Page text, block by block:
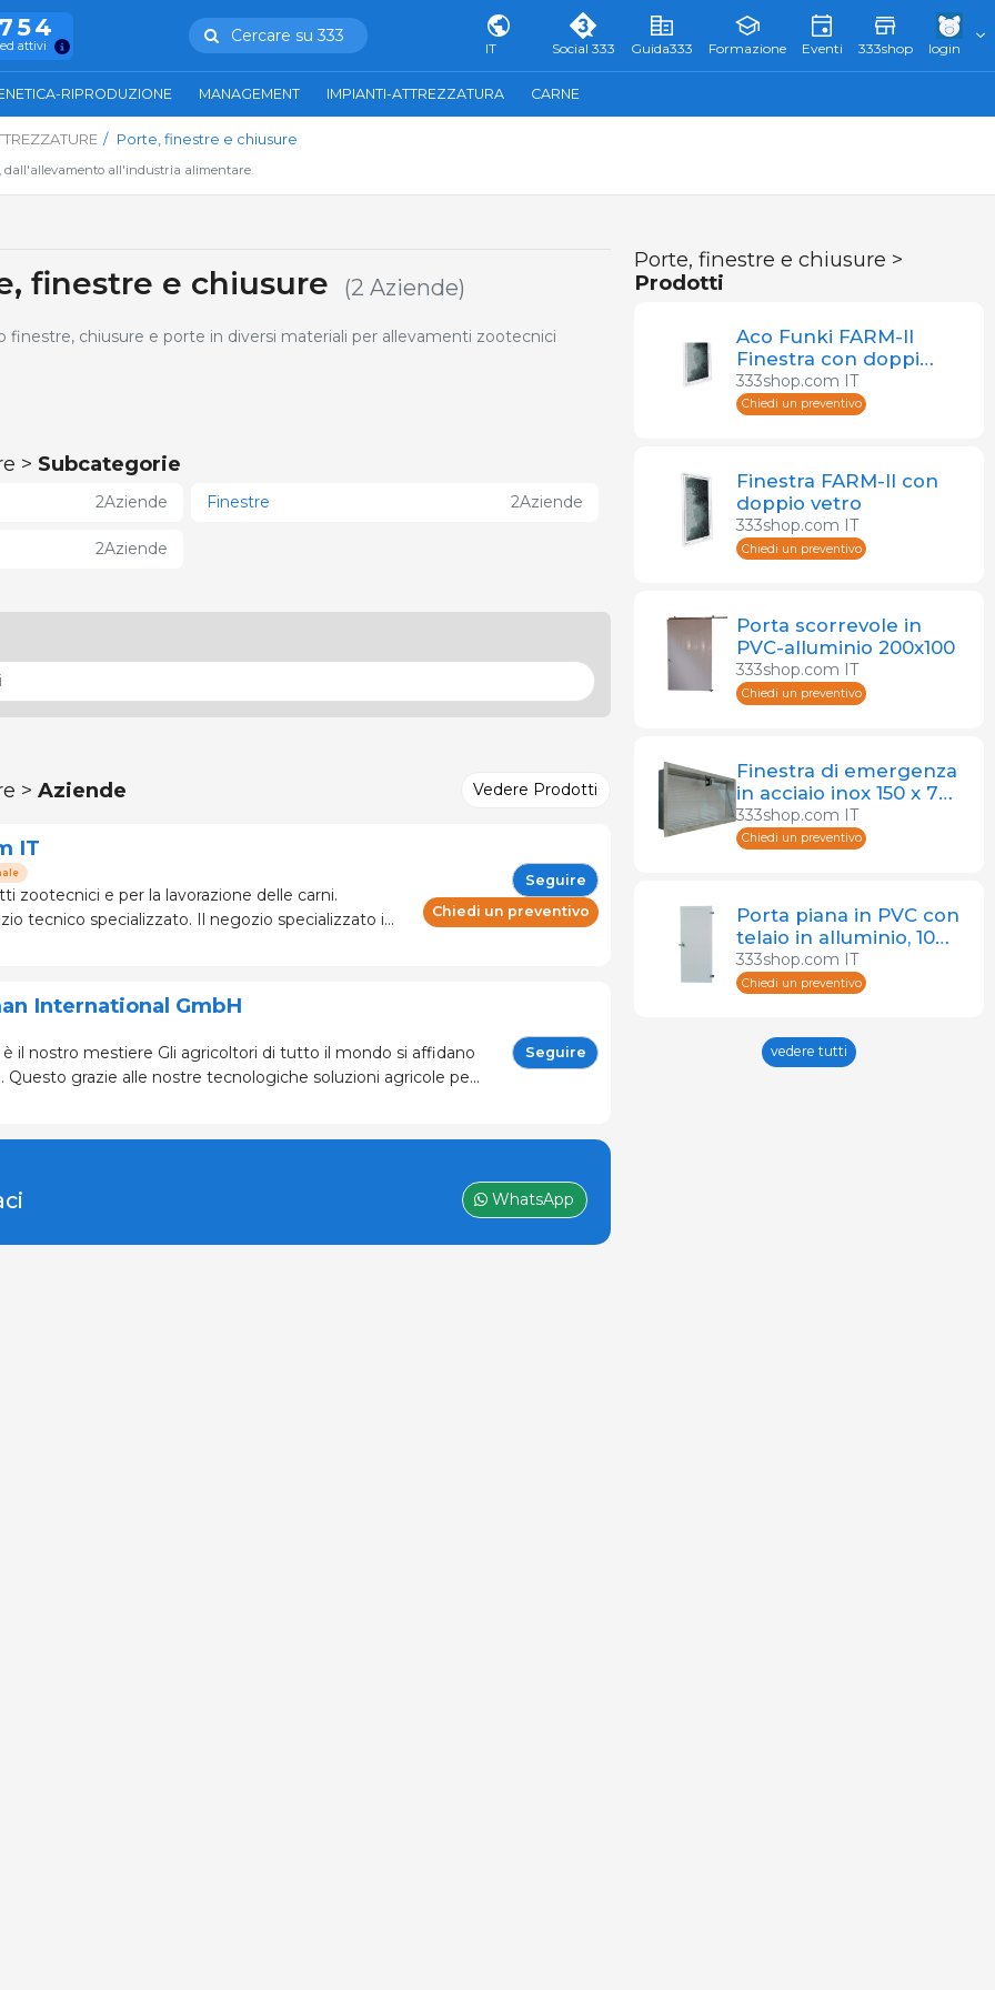
attivi
Cercare su 333
IT Social 333 Guida333 Formazione Eventi 333shop login
RIPRODUZIONE MANAGEMENT IMPIANTI-ATTREZZATURA CARNE
Porte, finestre e chiusure
dall'allevamento all'industria alimentare.
finestre e chiusure (2 Aziende)
finestre, chiusure e porte in diversi materiali per allevamenti zootecnici
> Subcategorie
2Aziende Finestre 2Aziende
2Aziende
> Aziende Vedere Prodotti
IT
zootecnici e per la lavorazione delle carni.
Il negozio specializzato in
120 marchi e fabbricanti
Seguire
Chiedi un preventivo
International GmbH
agricoltori di tutto il mondo si affidano
Questo grazie alle nostre tecnologiche soluzioni agricole per
li portano al successo. Come azienda familiare,
Seguire
WhatsApp
Porte, finestre e chiusure >
Prodotti
Aco Funki FARM-II
Finestra con doppi
vetri
333shop.com IT
Chiedi un preventivo
Finestra FARM-II con
doppio vetro
333shop.com IT
Chiedi un preventivo
Porta scorrevole in
PVC-alluminio 200x100
333shop.com IT
Chiedi un preventivo
Finestra di emergenza
in acciaio inox 150 x 70
cm
333shop.com IT
Chiedi un preventivo
Porta piana in PVC con
telaio in alluminio, 100
x 200 cm
333shop.com IT
Chiedi un preventivo
vedere tutti